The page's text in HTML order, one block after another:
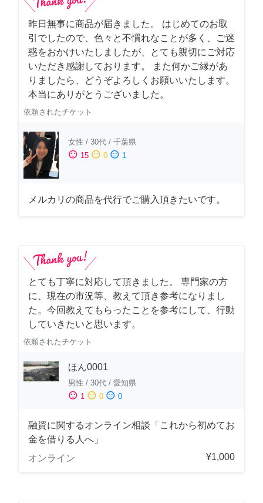
昨日無事に商品が届きました。 はじめてのお取
引でしたので、色々と不慣れなことが多く、ご迷
惑をおかけいたしましたが、とても親切にご対応
いただき感謝しております。 また何かご縁があ
りましたら、どうぞよろしくお願いいたします。
本当にありがとうございました。
依頼されたチケット
女性 / 30代 / 千葉県
sentiment_satisfied 15 sentiment_neutral 0 sentiment_dissatisfied 1
メルカリの商品を代行でご購入頂きたいです。
とても丁寧に対応して頂きました。 専門家の方
に、現在の市況等、教えて頂き参考になりまし
た。今回教えてもらったことを参考にして、行動
していきたいと思います。
依頼されたチケット
ほん0001
男性 / 30代 / 愛知県
sentiment_satisfied 1 sentiment_neutral 0 sentiment_dissatisfied 0
融資に関するオンライン相談「これから初めてお
金を借りる人へ」
オンライン
¥1,000